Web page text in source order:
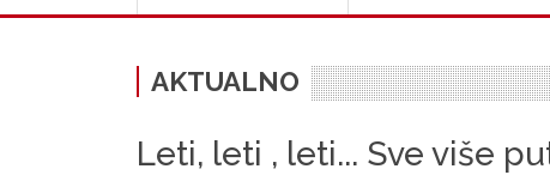
AKTUALNO
Leti, leti , leti... Sve više